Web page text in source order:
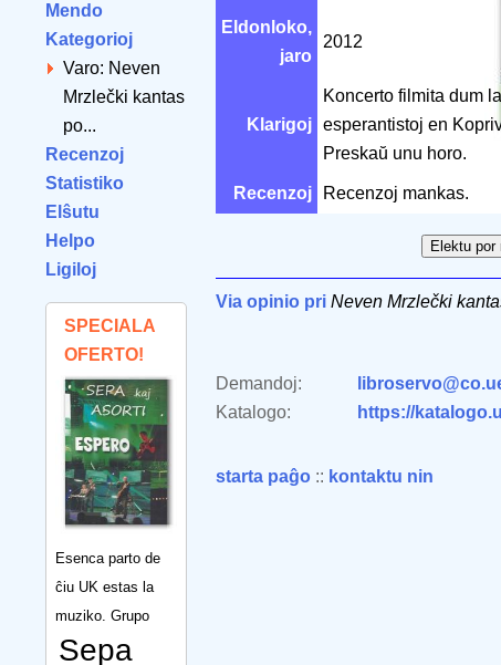
Mendo
Kategorioj
Varo: Neven
Mrzlečki kantas
po...
Recenzoj
Statistiko
Elŝutu
Helpo
Ligiloj
SPECIALA
OFERTO!
Esenca parto de
ĉiu UK estas la
muziko. Grupo
Sepa
Eldonloko,
jaro
2012
Klarigoj
Koncerto filmita dum
esperantistoj en
Preskaŭ unu horo.
Recenzoj Recenzoj mankas.
Via opinio pri Neven Mrzlečki
Demandoj:
Katalogo:
https://
starta paĝo :: kontaktu nin